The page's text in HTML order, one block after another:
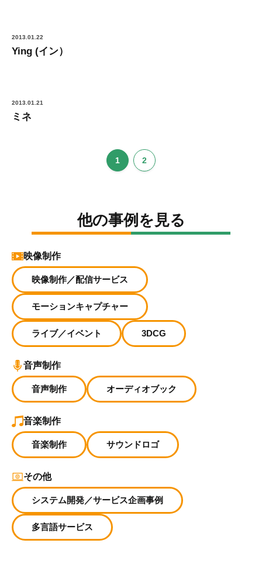
2013.01.22
Ying (イン）
2013.01.21
ミネ
1 2
他の事例を見る
映像制作
映像制作／配信サービス
モーションキャプチャー
ライブ／イベント 3DCG
音声制作
音声制作 オーディオブック
音楽制作
音楽制作 サウンドロゴ
その他
システム開発／サービス企画事例
多言語サービス